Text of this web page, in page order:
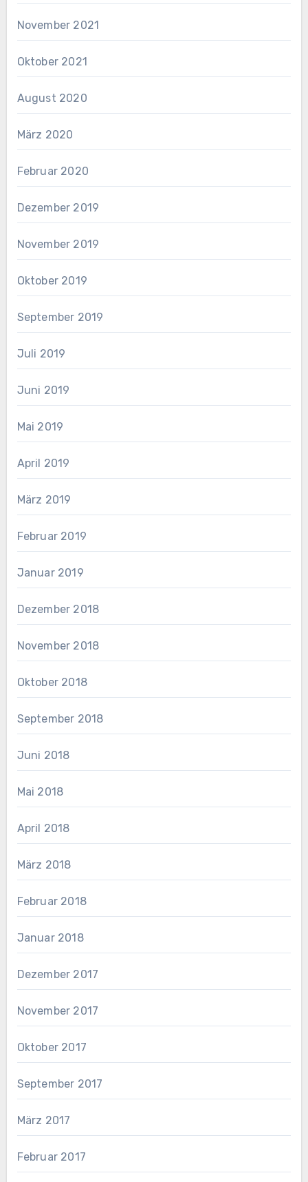
November 2021
Oktober 2021
August 2020
März 2020
Februar 2020
Dezember 2019
November 2019
Oktober 2019
September 2019
Juli 2019
Juni 2019
Mai 2019
April 2019
März 2019
Februar 2019
Januar 2019
Dezember 2018
November 2018
Oktober 2018
September 2018
Juni 2018
Mai 2018
April 2018
März 2018
Februar 2018
Januar 2018
Dezember 2017
November 2017
Oktober 2017
September 2017
März 2017
Februar 2017